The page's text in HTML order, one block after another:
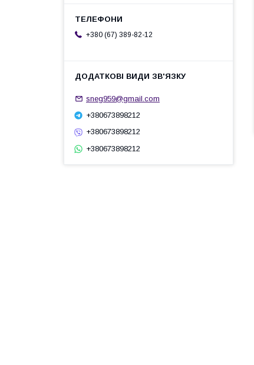
+380 (67) 389-82-12
sneg959@gmail.com
+380673898212
+380673898212
+380673898212